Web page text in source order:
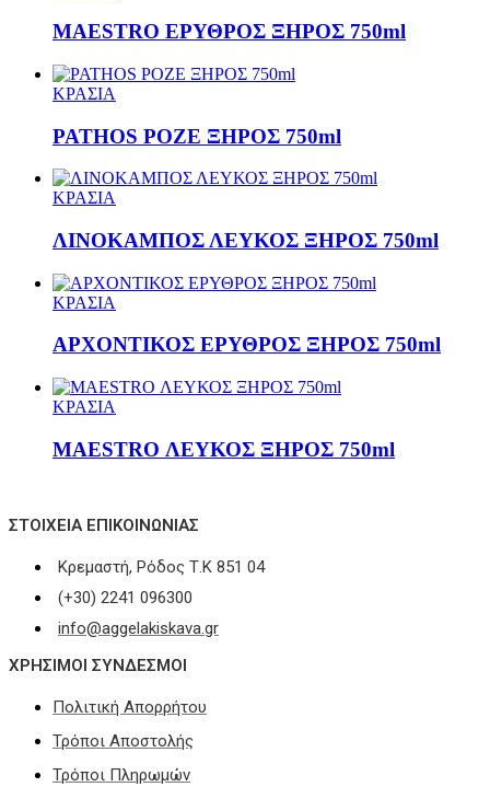
MAESTRO ΕΡΥΘΡΟΣ ΞΗΡΟΣ 750ml
ΚΡΑΣΙΑ
PATHOS ΡΟΖΕ ΞΗΡΟΣ 750ml
ΚΡΑΣΙΑ
ΛΙΝΟΚΑΜΠΟΣ ΛΕΥΚΟΣ ΞΗΡΟΣ 750ml
ΚΡΑΣΙΑ
ΑΡΧΟΝΤΙΚΟΣ ΕΡΥΘΡΟΣ ΞΗΡΟΣ 750ml
ΚΡΑΣΙΑ
MAESTRO ΛΕΥΚΟΣ ΞΗΡΟΣ 750ml
ΣΤΟΙΧΕΊΑ ΕΠΙΚΟΙΝΩΝΊΑΣ
Κρεμαστή, Ρόδος Τ.Κ 851 04
(+30) 2241 096300
info@aggelakiskava.gr
ΧΡΗΣΙΜΟΙ ΣΥΝΔΕΣΜΟΙ
Πολιτική Απορρήτου
Τρόποι Αποστολής
Τρόποι Πληρωμών